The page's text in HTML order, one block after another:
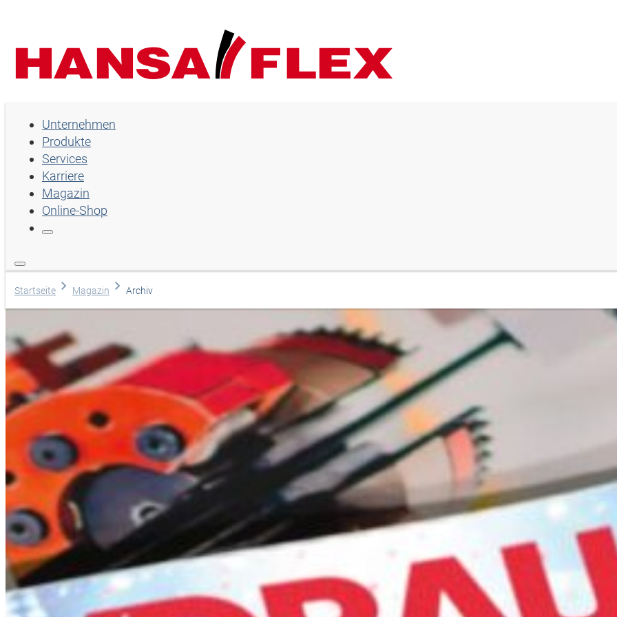
Unternehmen
Produkte
Services
Karriere
Magazin
Online-Shop
Startseite Magazin Archiv
Europe
Asia & Pacific
Africa
North America
Deutsch English Français Italiano
Ihr direkter Draht zu uns
Haben Sie Fragen zu unseren Services und Produkten? Oder
benötigen Sie Hilfe?
Telefon
+41 31 9174545
+41 800 771 234
Mo - Do 7:15 - 17:30
Oder
Sie können
Nehmen
Kontakt
Hilfe und
Finden
Unternehmen
Produkte
Services
Karriere
Land
English
Niederlassungssuche